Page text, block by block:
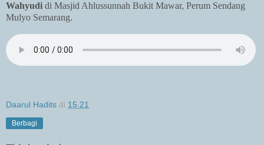
Wahyudi di Masjid Ahlussunnah Bukit Mawar, Perum Sendang
Mulyo Semarang.
Daarul Hadits di 15.21
Berbagi